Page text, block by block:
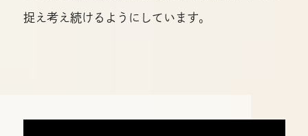
捉え考え続けるようにしています。